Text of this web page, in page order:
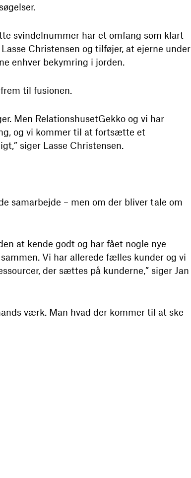
svindelnummer har et omfang som klart
Christensen og tilføjer, at ejerne under
enhver bekymring i jorden.
til fusionen.
Men RelationshusetGekko og vi har
og vi kommer til at fortsætte et
siger Lasse Christensen.
samarbejde – men om der bliver tale om
at kende godt og har fået nogle nye
Vi har allerede fælles kunder og vi
der sættes på kunderne,” siger Jan
værk. Man hvad der kommer til at ske